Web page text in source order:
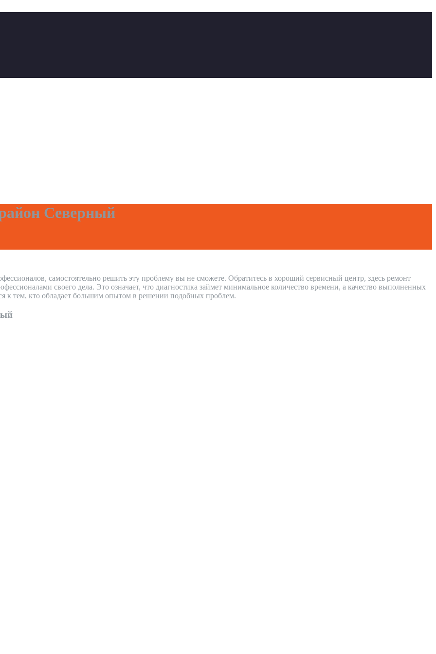
Северный
самостоятельно решить эту проблему вы не сможете. Обратитесь в хороший сервисный центр, здесь ремонт
своего дела. Это означает, что диагностика займет минимальное количество времени, а качество выполненных
к тем, кто обладает большим опытом в решении подобных проблем.